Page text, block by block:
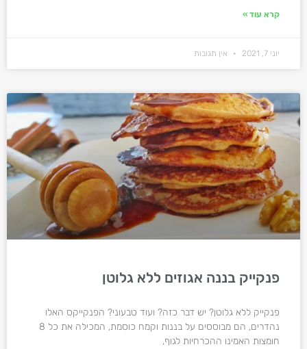
קרא עוד »
יוני 7, 2021 אין תגובות
פנקייק בננה אגוזים ללא גלוטן
פנקייק ללא גלוטן? יש דבר כזה? ועוד טבעוני? הפנקייקס האלו
נהדרים, הם מבוססים על בננות וקמח כוסמת, המכילה את כל 8
חומצות האמינו ההכרחיות לגוף,